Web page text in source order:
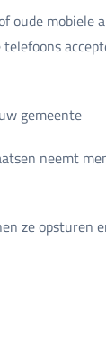
oude mobiele
gemeente
neemt
ze opsturen